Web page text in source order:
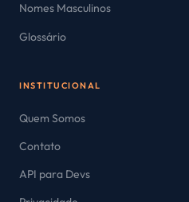
Nomes Masculinos
Glossário
INSTITUCIONAL
Quem Somos
Contato
API para Devs